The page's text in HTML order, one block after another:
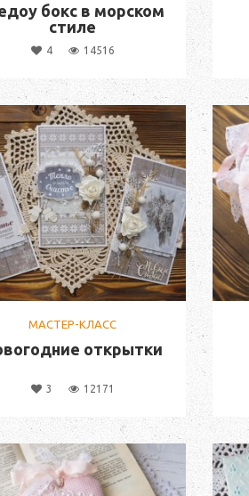
бокс в морском
стиле
4 14516
МАСТЕР-КЛАСС
открытки
3 12171